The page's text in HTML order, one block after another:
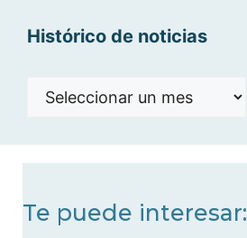
Histórico de noticias
Histórico
Te puede interesar: